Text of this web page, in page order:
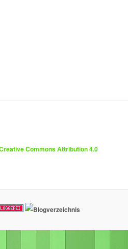
Commons Attribution 4.0